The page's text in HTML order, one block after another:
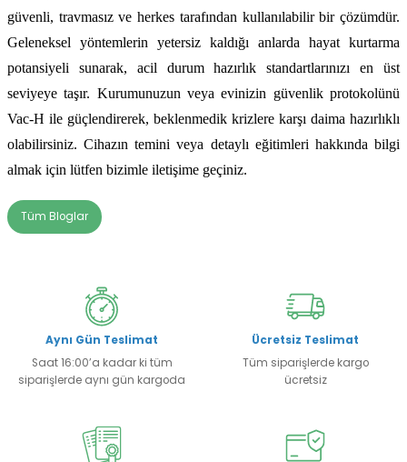
güvenli, travmasız ve herkes tarafından kullanılabilir bir çözümdür.
Geleneksel yöntemlerin yetersiz kaldığı anlarda hayat kurtarma
potansiyeli sunarak, acil durum hazırlık standartlarınızı en üst
seviyeye taşır. Kurumunuzun veya evinizin güvenlik protokolünü
Vac-H ile güçlendirerek, beklenmedik krizlere karşı daima hazırlıklı
olabilirsiniz. Cihazın temini veya detaylı eğitimleri hakkında bilgi
almak için lütfen bizimle iletişime geçiniz.
Tüm Bloglar
Aynı Gün Teslimat
Saat 16:00’a kadar ki tüm
siparişlerde aynı gün kargoda
Ücretsiz Teslimat
Tüm siparişlerde kargo
ücretsiz